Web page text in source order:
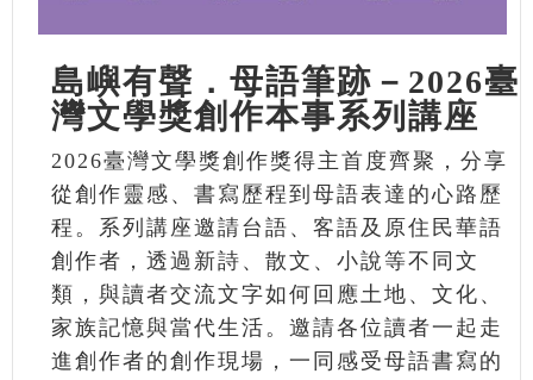
島嶼有聲．母語筆跡－2026臺
灣文學獎創作本事系列講座
2026臺灣文學獎創作獎得主首度齊聚，分享
從創作靈感、書寫歷程到母語表達的心路歷
程。系列講座邀請台語、客語及原住民華語
創作者，透過新詩、散文、小說等不同文
類，與讀者交流文字如何回應土地、文化、
家族記憶與當代生活。邀請各位讀者一起走
進創作者的創作現場，一同感受母語書寫的